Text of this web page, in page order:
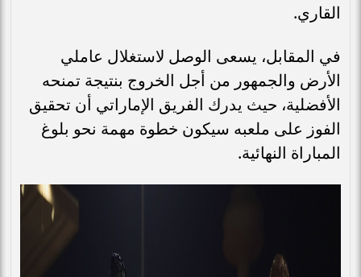
القاري.
في المقابل، يسعى الوصل لاستغلال عاملي
الأرض والجمهور من أجل الخروج بنتيجة تمنحه
الأفضلية، حيث يدرك الفريق الإماراتي أن تحقيق
الفوز على ملعبه سيكون خطوة مهمة نحو بلوغ
المباراة النهائية.